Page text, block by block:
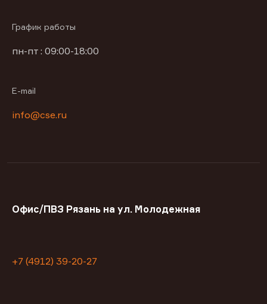
График работы
пн-пт : 09:00-18:00
E-mail
info@cse.ru
Офис/ПВЗ Рязань на ул. Молодежная
+7 (4912) 39-20-27